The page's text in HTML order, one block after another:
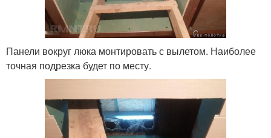
Панели вокруг люка монтировать с вылетом. Наиболее
точная подрезка будет по месту.